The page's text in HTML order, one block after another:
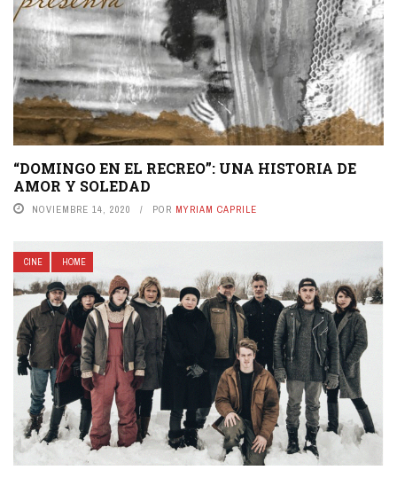
“DOMINGO EN EL RECREO”: UNA HISTORIA DE
AMOR Y SOLEDAD
NOVIEMBRE 14, 2020 POR MYRIAM CAPRILE
CINE HOME